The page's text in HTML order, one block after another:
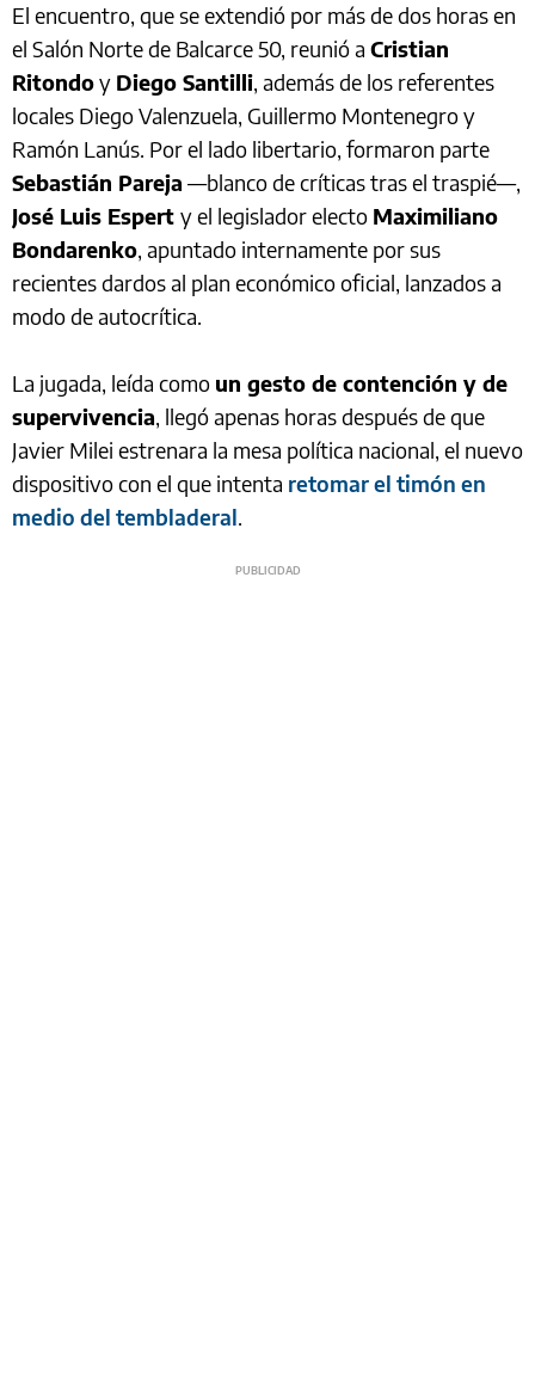
El encuentro, que se extendió por más de dos horas en
el Salón Norte de Balcarce 50, reunió a Cristian
Ritondoy Diego Santilli, además de los referentes
locales Diego Valenzuela, Guillermo Montenegro y
Ramón Lanús. Por el lado libertario, formaron parte
Sebastián Pareja —blanco de críticas tras el traspié—,
José Luis Espert y el legislador electo Maximiliano
Bondarenko, apuntado internamente por sus
recientes dardos al plan económico oficial, lanzados a
modo de autocrítica.
La jugada, leída como un gesto de contención y de
supervivencia, llegó apenas horas después de que
Javier Milei estrenara la mesa política nacional, el nuevo
dispositivo con el que intenta retomar el timón en
medio del tembladeral.